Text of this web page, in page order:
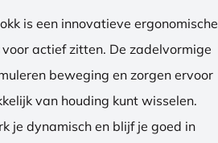
is een innovatieve ergonomische
actief zitten. De zadelvormige
beweging en zorgen ervoor
van houding kunt wisselen.
je dynamisch en blijf je goed in